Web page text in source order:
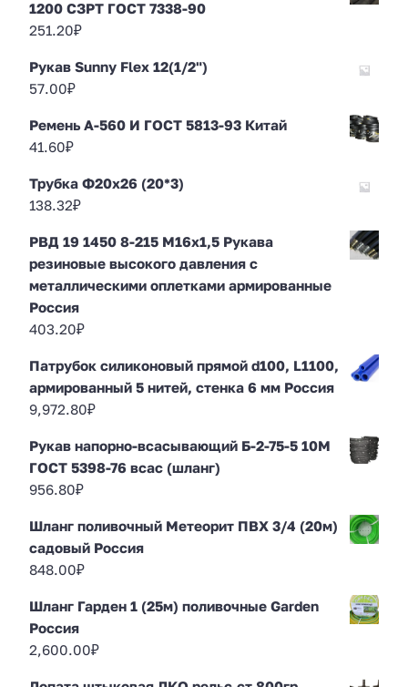
1200 СЗРТ ГОСТ 7338-90
251.20₽
Рукав Sunny Flex 12(1/2")
57.00₽
Ремень А-560 И ГОСТ 5813-93 Китай
41.60₽
Трубка Ф20х26 (20*3)
138.32₽
РВД 19 1450 8-215 М16х1,5 Рукава
резиновые высокого давления с
металлическими оплетками армированные
Россия
403.20₽
Патрубок силиконовый прямой d100, L1100,
армированный 5 нитей, стенка 6 мм Россия
9,972.80₽
Рукав напорно-всасывающий Б-2-75-5 10М
ГОСТ 5398-76 всас (шланг)
956.80₽
Шланг поливочный Метеорит ПВХ 3/4 (20м)
садовый Россия
848.00₽
Шланг Гарден 1 (25м) поливочные Garden
Россия
2,600.00₽